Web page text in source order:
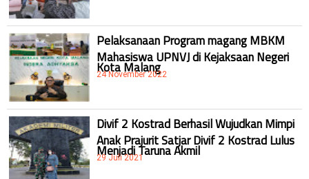
Pelaksanaan Program magang MBKM
Mahasiswa UPNVJ di Kejaksaan Negeri
Kota Malang
24 November 2022
Divif 2 Kostrad Berhasil Wujudkan Mimpi
Anak Prajurit Satjar Divif 2 Kostrad Lulus
Menjadi Taruna Akmil
29 Juli 2021